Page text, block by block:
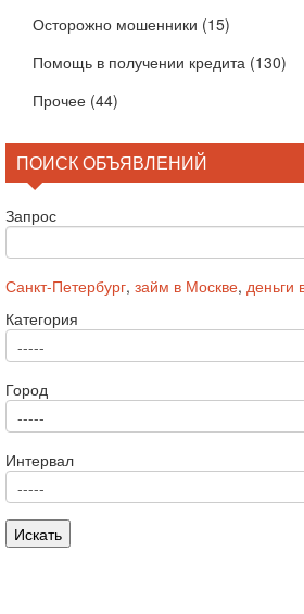
Осторожно мошенники (15)
Помощь в получении кредита (130)
Прочее (44)
ПОИСК ОБЪЯВЛЕНИЙ
Запрос
Санкт-Петербург, займ в Москве, деньги
Категория
Город
Интервал